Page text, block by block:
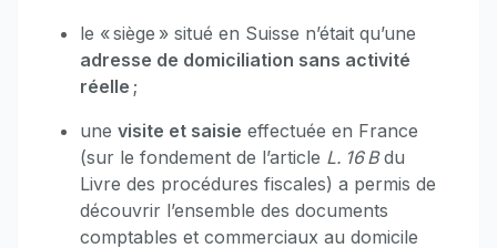
le « siège » situé en Suisse n’était qu’une
adresse de domiciliation sans activité
réelle ;
une visite et saisie effectuée en France
(sur le fondement de l’article L. 16 Bdu
Livre des procédures fiscales) a permis de
découvrir l’ensemble des documents
comptables et commerciaux au domicile